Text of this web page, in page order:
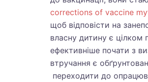
corrections of vaccine
щоб відповісти на
власну дитину є
ефективніше почати з
втручання є
переходити до